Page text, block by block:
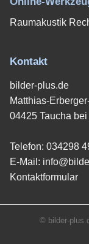
Raumakustik
Kontakt
bilder-plus.de
Matthias-
04425 Taucha
Telefon: 034298
E-Mail:
Kontaktformular
© bilder-